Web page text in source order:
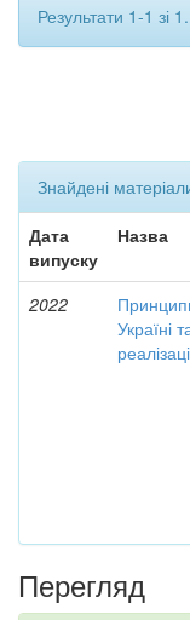
Результати 1-1 зі 1.
Знайдені
Дата
випуску
Назва
2022
Україні
Перегляд